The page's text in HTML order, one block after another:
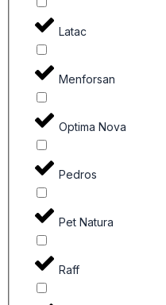
Latac
Menforsan
Optima Nova
Pedros
Pet Natura
Raff